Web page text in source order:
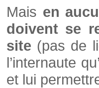
Mais en
doivent se
site (pas de
l’internaute
et lui